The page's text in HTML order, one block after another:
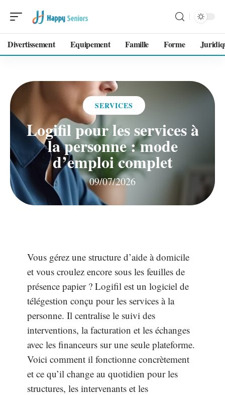
Divertissement Equipement Famille Forme
SERVICES
Logifil pour les services à
la personne : mode
d’emploi complet
09/07/2026
Vous gérez une structure d’aide à domicile
et vous croulez encore sous les feuilles de
présence papier ? Logifil est un logiciel de
télégestion conçu pour les services à la
personne. Il centralise le suivi des
interventions, la facturation et les échanges
avec les financeurs sur une seule plateforme.
Voici comment il fonctionne concrètement
et ce qu’il change au quotidien pour les
structures, les intervenants et les